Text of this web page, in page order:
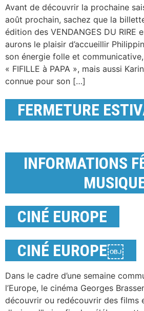
Avant de découvrir la prochaine
août prochain, sachez que la
édition des VENDANGES DU RIRE
aurons le plaisir d’accueillir
son énergie folle et
« FIFILLE à PAPA », mais aussi
connue pour son […]
FERMETURE
INFORMATIONS
CINÉ EUROPE
CINÉ EUROPE￼
Dans le cadre d’une semaine
l’Europe, le cinéma Georges
découvrir ou redécouvrir des films